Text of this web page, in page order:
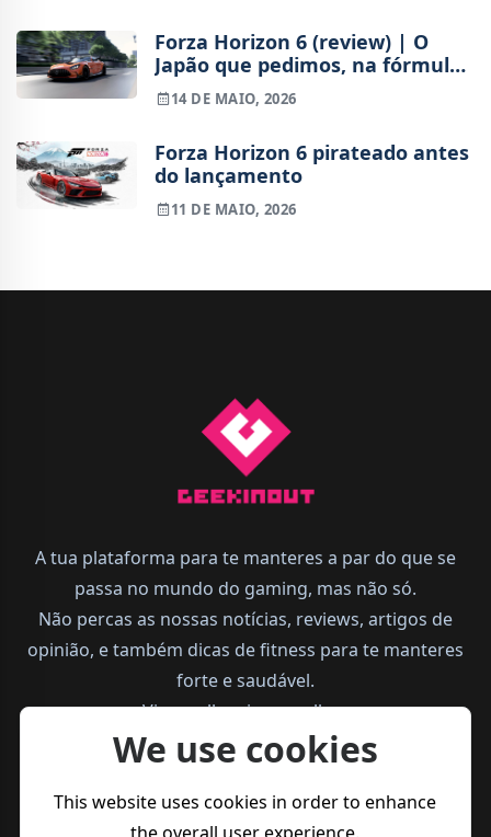
Forza Horizon 6 (review) | O
Japão que pedimos, na fórmula
que já conhecemos
14 DE MAIO, 2026
Forza Horizon 6 pirateado antes
do lançamento
11 DE MAIO, 2026
A tua plataforma para te manteres a par do que se
passa no mundo do gaming, mas não só.
Não percas as nossas notícias, reviews, artigos de
opinião, e também dicas de fitness para te manteres
forte e saudável.
Vive melhor, joga melhor.
We use cookies
This website uses cookies in order to enhance